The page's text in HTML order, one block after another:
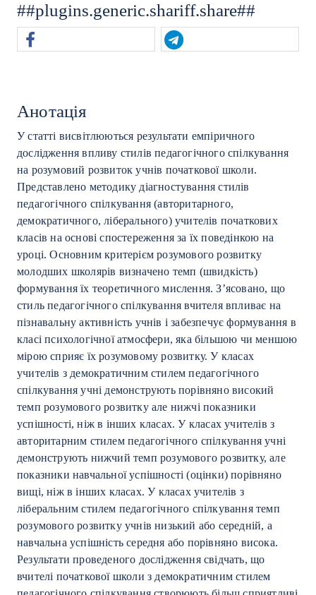
##plugins.generic.shariff.share##
Анотація
У статті висвітлюються результати емпіричного
дослідження впливу стилів педагогічного спілкування
на розумовий розвиток учнів початкової школи.
Представлено методику діагностування стилів
педагогічного спілкування (авторитарного,
демократичного, ліберального) учителів початкових
класів на основі спостереження за їх поведінкою на
уроці. Основним критерієм розумового розвитку
молодших школярів визначено темп (швидкість)
формування їх теоретичного мислення. З’ясовано, що
стиль педагогічного спілкування вчителя впливає на
пізнавальну активність учнів і забезпечує формування в
класі психологічної атмосфери, яка більшою чи меншою
мірою сприяє їх розумовому розвитку. У класах
учителів з демократичним стилем педагогічного
спілкування учні демонструють порівняно високий
темп розумового розвитку але нижчі показники
успішності, ніж в інших класах. У класах учителів з
авторитарним стилем педагогічного спілкування учні
демонструють нижчий темп розумового розвитку, але
показники навчальної успішності (оцінки) порівняно
вищі, ніж в інших класах. У класах учителів з
ліберальним стилем педагогічного спілкування темп
розумового розвитку учнів низький або середній, а
навчальна успішність середня або порівняно висока.
Результати проведеного дослідження свідчать, що
вчителі початкової школи з демократичним стилем